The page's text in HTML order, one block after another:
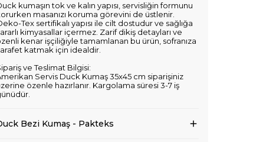
kumaşın tok ve kalın yapısı, servisliğin formunu
masanızı koruma görevini de üstlenir.
Tex sertifikalı yapısı ile cilt dostudur ve sağlığa
kimyasallar içermez. Zarif dikiş detayları ve
kenar işçiliğiyle tamamlanan bu ürün, sofranıza
katmak için idealdir.
ve Teslimat Bilgisi:
Servis Duck Kumaş 35x45 cm siparişiniz
özenle hazırlanır. Kargolama süresi 3-7 iş
Bezi Kumaş - Pakteks